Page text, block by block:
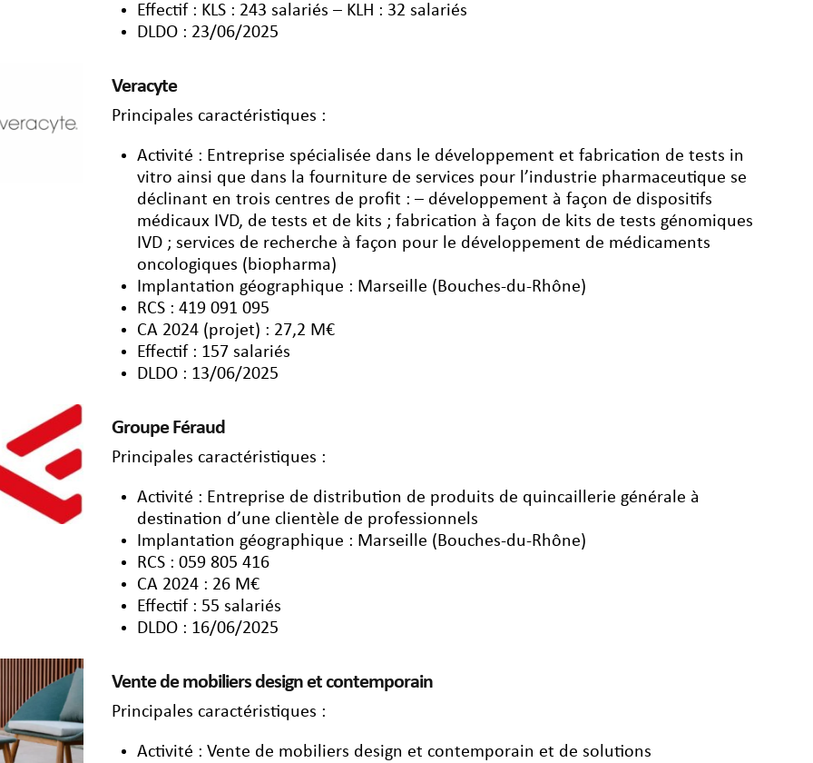
Effectif : KLS : 243 salariés – KLH : 32 salariés
DLDO : 23/06/2025
Veracyte
Principales caractéristiques :
Activité : Entreprise spécialisée dans le développement et fabrication de tests in
vitro ainsi que dans la fourniture de services pour l’industrie pharmaceutique se
déclinant en trois centres de profit : – développement à façon de dispositifs
médicaux IVD, de tests et de kits ; fabrication à façon de kits de tests génomiques
IVD ; services de recherche à façon pour le développement de médicaments
oncologiques (biopharma)
Implantation géographique : Marseille (Bouches-du-Rhône)
RCS : 419 091 095
CA 2024 (projet) : 27,2 M€
Effectif : 157 salariés
DLDO : 13/06/2025
Groupe Féraud
Principales caractéristiques :
Activité : Entreprise de distribution de produits de quincaillerie générale à
destination d’une clientèle de professionnels
Implantation géographique : Marseille (Bouches-du-Rhône)
RCS : 059 805 416
CA 2024 : 26 M€
Effectif : 55 salariés
DLDO : 16/06/2025
Vente de mobiliers design et contemporain
Principales caractéristiques :
Activité : Vente de mobiliers design et contemporain et de solutions